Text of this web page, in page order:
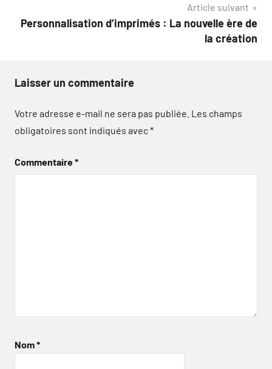
Article suivant
Personnalisation d’imprimés : La nouvelle ère de
la création
Laisser un commentaire
Votre adresse e-mail ne sera pas publiée. Les champs
obligatoires sont indiqués avec*
Commentaire*
Nom*